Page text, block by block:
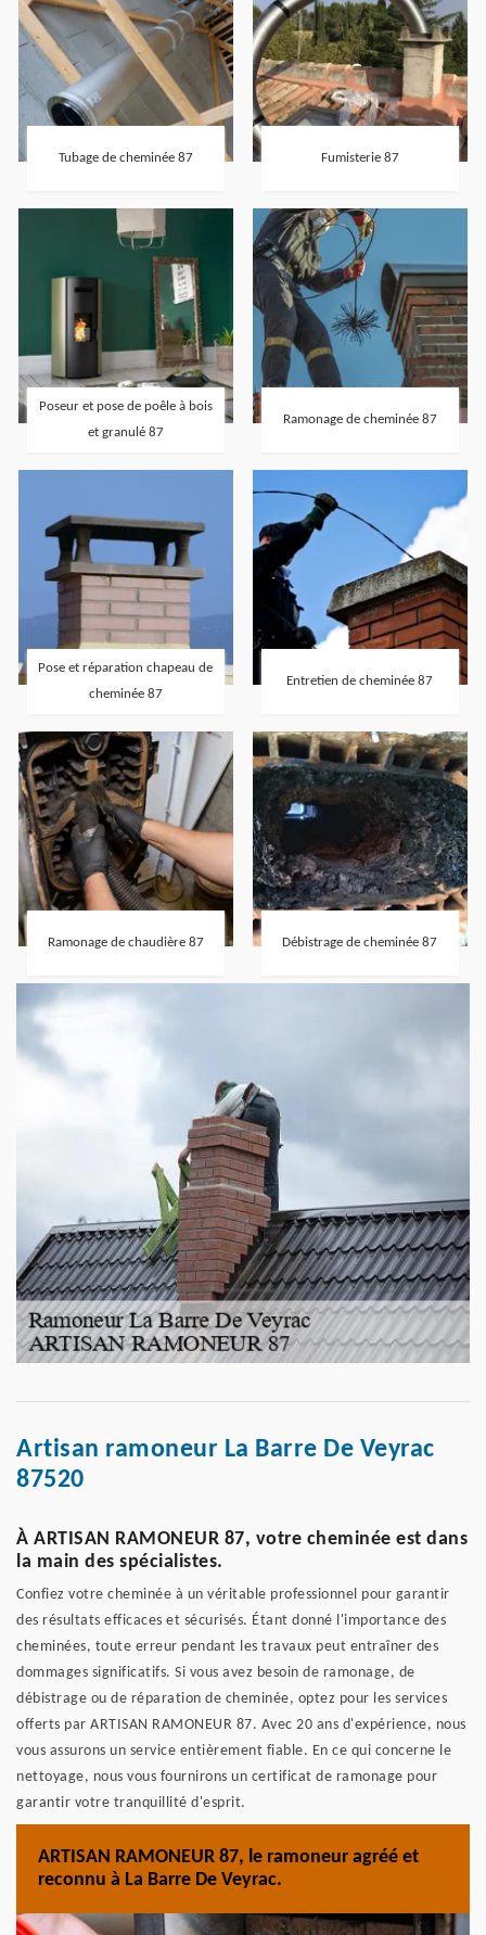
Tubage de cheminée 87 Fumisterie 87
Poseur et pose de poêle à bois
et granulé 87
Ramonage de cheminée 87
Pose et réparation chapeau de
cheminée 87
Entretien de cheminée 87
Ramonage de chaudière 87 Débistrage de cheminée 87
Artisan ramoneur La Barre De Veyrac
87520
À ARTISAN RAMONEUR 87, votre cheminée est dans
la main des spécialistes.
Confiez votre cheminée à un véritable professionnel pour garantir
des résultats efficaces et sécurisés. Étant donné l'importance des
cheminées, toute erreur pendant les travaux peut entraîner des
dommages significatifs. Si vous avez besoin de ramonage, de
débistrage ou de réparation de cheminée, optez pour les services
offerts par ARTISAN RAMONEUR 87. Avec 20 ans d'expérience, nous
vous assurons un service entièrement fiable. En ce qui concerne le
nettoyage, nous vous fournirons un certificat de ramonage pour
garantir votre tranquillité d'esprit.
ARTISAN RAMONEUR 87, le ramoneur agréé et
reconnu à La Barre De Veyrac.